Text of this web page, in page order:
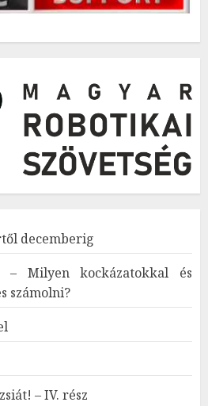
decemberig
– Milyen kockázatokkal és
számolni?
– IV. rész